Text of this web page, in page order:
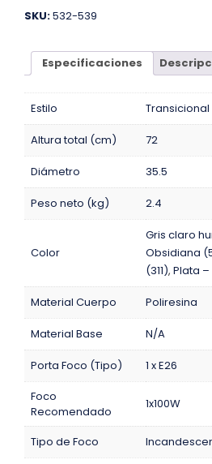
SKU:532-539
Especificaciones
Estilo Transicional
Altura total (cm) 72
Diámetro 35.5
Peso neto (kg) 2.4
Color
Gris claro
Obsidiana
(311), Plata
Material Cuerpo Poliresina
Material Base N/A
Porta Foco (Tipo)
1 x E26
Foco
Recomendado
1x100W
Tipo de Foco